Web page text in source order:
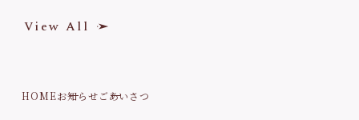
View All
HOMEお知らせごあいさつ